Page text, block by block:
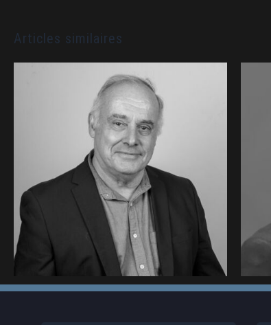
Articles similaires
CASANOVA Jean-
Christophe • SSF – Marine
Nationale : Intervenant au
2MF (2025)